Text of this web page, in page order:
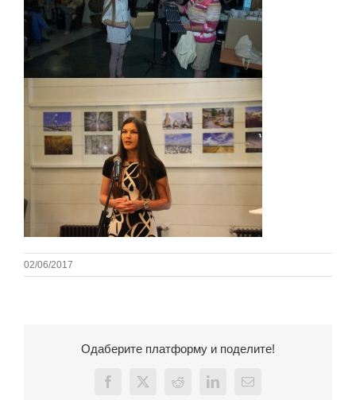
02/06/2017
Одаберите платформу и поделите!
Facebook
X Reddit LinkedInEmail